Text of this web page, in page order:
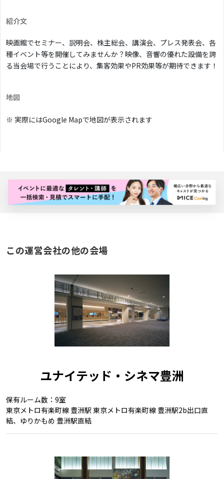
紹介文
映画館でセミナー、説明会、株主総会、講演会、プレス発表会、各
種イベント等を開催してみませんか？映像、音響の優れた設備を誇
る当会場で行うことにより、集客効果やPR効果等が期待できます！
地図
※ 実際にはGoogle Mapで地図が表示されます
この運営会社の他の会場
ユナイテッド・シネマ豊洲
保有ルーム数：9室
東京メトロ有楽町線 豊洲駅 東京メトロ有楽町線 豊洲駅2b出口直
結、ゆりかもめ 豊洲駅直結